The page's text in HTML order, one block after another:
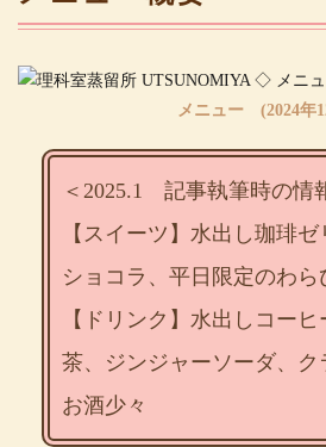
メニュー (2024年
＜2025.1 記事執筆時の情
【スイーツ】水出し珈琲
ショコラ、平日限定のわら
【ドリンク】水出しコー
茶、ジンジャーソーダ、
お酒少々